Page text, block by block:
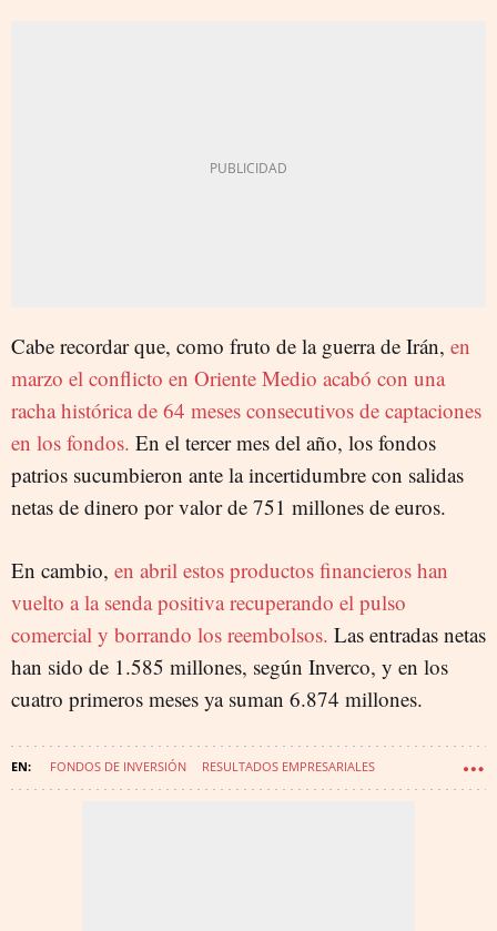
Cabe recordar que, como fruto de la guerra de Irán, en
marzo el conflicto en Oriente Medio acabó con una
racha histórica de 64 meses consecutivos de captaciones
en los fondos. En el tercer mes del año, los fondos
patrios sucumbieron ante la incertidumbre con salidas
netas de dinero por valor de 751 millones de euros.
En cambio, en abril estos productos financieros han
vuelto a la senda positiva recuperando el pulso
comercial y borrando los reembolsos. Las entradas netas
han sido de 1.585 millones, según Inverco, y en los
cuatro primeros meses ya suman 6.874 millones.
FONDOS DE INVERSIÓN RESULTADOS EMPRESARIALES